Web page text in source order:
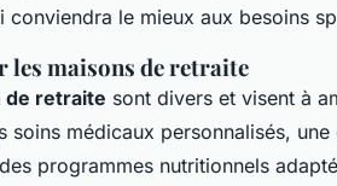
conviendra le mieux aux besoins
les maisons de retraite
de retraite sont divers et visent à
soins médicaux personnalisés,
programmes nutritionnels